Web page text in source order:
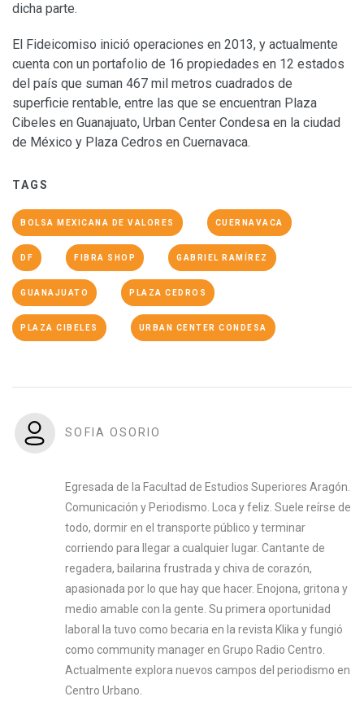
dicha parte.
El Fideicomiso inició operaciones en 2013, y actualmente
cuenta con un portafolio de 16 propiedades en 12 estados
del país que suman 467 mil metros cuadrados de
superficie rentable, entre las que se encuentran Plaza
Cibeles en Guanajuato, Urban Center Condesa en la ciudad
de México y Plaza Cedros en Cuernavaca.
TAGS
BOLSA MEXICANA DE VALORES CUERNAVACA
DF FIBRA SHOP GABRIEL RAMÍREZ
GUANAJUATO PLAZA CEDROS
PLAZA CIBELES URBAN CENTER CONDESA
SOFIA OSORIO
Egresada de la Facultad de Estudios Superiores Aragón.
Comunicación y Periodismo. Loca y feliz. Suele reírse de
todo, dormir en el transporte público y terminar
corriendo para llegar a cualquier lugar. Cantante de
regadera, bailarina frustrada y chiva de corazón,
apasionada por lo que hay que hacer. Enojona, gritona y
medio amable con la gente. Su primera oportunidad
laboral la tuvo como becaria en la revista Klika y fungió
como community manager en Grupo Radio Centro.
Actualmente explora nuevos campos del periodismo en
Centro Urbano.